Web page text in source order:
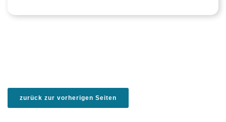
zurück zur vorherigen Seiten